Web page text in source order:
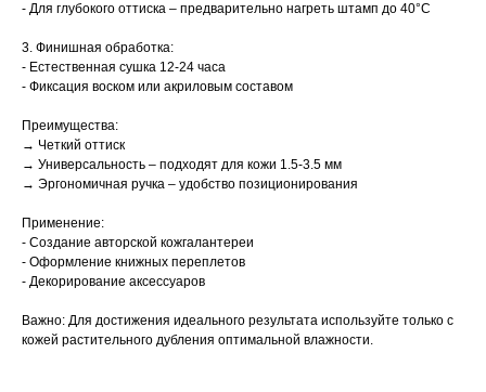
- Для глубокого оттиска – предварительно нагреть штамп до 40°C
3. Финишная обработка:
- Естественная сушка 12-24 часа
- Фиксация воском или акриловым составом
Преимущества:
→ Четкий оттиск
→ Универсальность – подходят для кожи 1.5-3.5 мм
→ Эргономичная ручка – удобство позиционирования
Применение:
- Создание авторской кожгалантереи
- Оформление книжных переплетов
- Декорирование аксессуаров
Важно: Для достижения идеального результата используйте только с
кожей растительного дубления оптимальной влажности.